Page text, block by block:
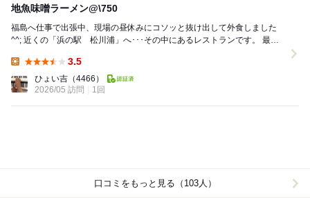
地魚味噌ラーメン@\750
福島へ仕事で出張中、現場の昼休みにコソッと抜け出して外食しました
^^; 近くの「浜の駅 松川浦」へ･･･その中にあるレストランです。 最初
3.5
ひょい吉 （4466）
2026/05 訪問
1回
口コミをもっと見る（103人）